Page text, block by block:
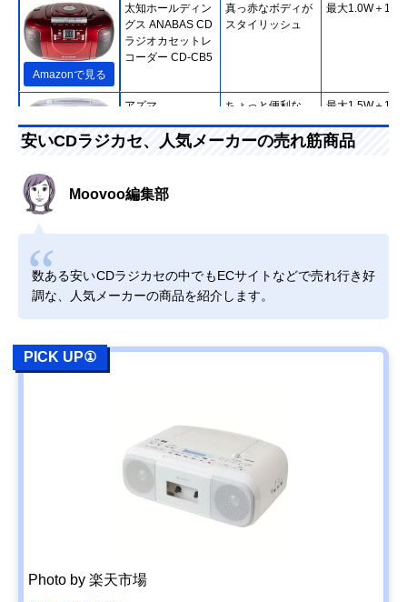
Amazonで見る
太知ホールディン
グス ANABAS CD
ラジオカセットレ
コーダー CD-CB5
真っ赤なボディが
スタイリッシュ
最大1.0W＋
アズマ
EAST CDラジカセ
EA-CRCD
ちょっと便利な
CD再生モード
最大1.5W＋
Amazonで見る
コイズミ(Koizumi)
カセ SAD-4944
る1台
Amazonで見る
オーム(OHM)
AudioComm CD
ラジオカセットレ
コーダー RCD-
オーソドックスな
機能と丸いデザイ
ン
最大1.0W＋
Amazonで見る
YAMAZEN(山善)
Qriom CDラジカ
セ YCD-C700
好きなフレーズ部
分の再生が可能
安いCDラジカセ、人気メーカーの売れ筋商品
Moovoo編集部
数ある安いCDラジカセの中でもECサイトなどで売れ行き好
調な、人気メーカーの商品を紹介します。
PICK UP①
Photo by 楽天市場